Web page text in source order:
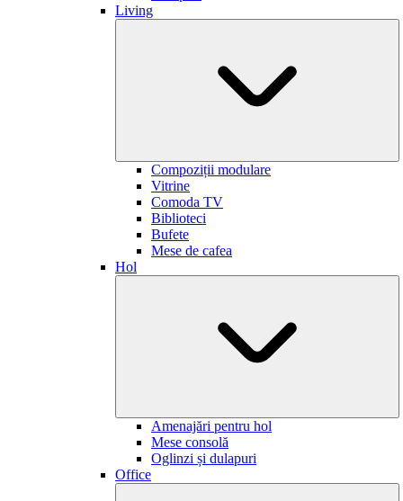
Living
Compoziții modulare
Vitrine
Comoda TV
Biblioteci
Bufete
Mese de cafea
Hol
Amenajări pentru hol
Mese consolă
Oglinzi și dulapuri
Office